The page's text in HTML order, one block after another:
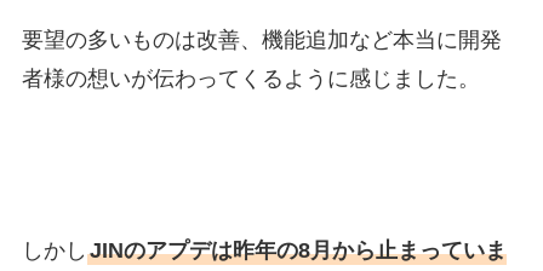
要望の多いものは改善、機能追加など本当に開発
者様の想いが伝わってくるように感じました。
しかし JINのアプデは昨年の8月から止まっていま